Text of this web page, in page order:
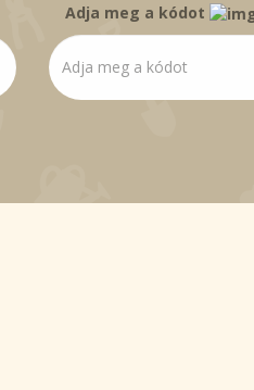
Adja meg a kódot